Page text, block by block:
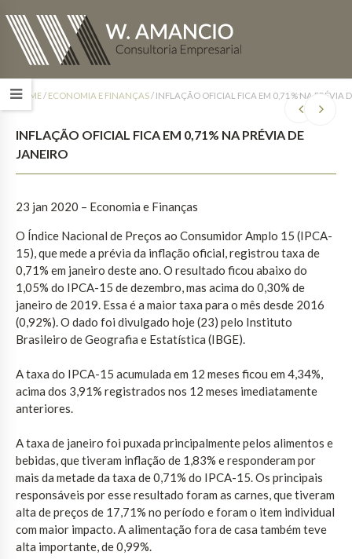
HOME/ ECONOMIA E FINANÇAS/ INFLAÇÃO OFICIAL FICA EM 0,71% NA PRÉVIA
INFLAÇÃO OFICIAL FICA EM 0,71% NA PRÉVIA DE
JANEIRO
23 jan 2020 – Economia e Finanças
O Índice Nacional de Preços ao Consumidor Amplo 15 (IPCA-
15), que mede a prévia da inflação oficial, registrou taxa de
0,71% em janeiro deste ano. O resultado ficou abaixo do
1,05% do IPCA-15 de dezembro, mas acima do 0,30% de
janeiro de 2019. Essa é a maior taxa para o mês desde 2016
(0,92%). O dado foi divulgado hoje (23) pelo Instituto
Brasileiro de Geografia e Estatística (IBGE).
A taxa do IPCA-15 acumulada em 12 meses ficou em 4,34%,
acima dos 3,91% registrados nos 12 meses imediatamente
anteriores.
A taxa de janeiro foi puxada principalmente pelos alimentos e
bebidas, que tiveram inflação de 1,83% e responderam por
mais da metade da taxa de 0,71% do IPCA-15. Os principais
responsáveis por esse resultado foram as carnes, que tiveram
alta de preços de 17,71% no período e foram o item individual
com maior impacto. A alimentação fora de casa também teve
alta importante, de 0,99%.